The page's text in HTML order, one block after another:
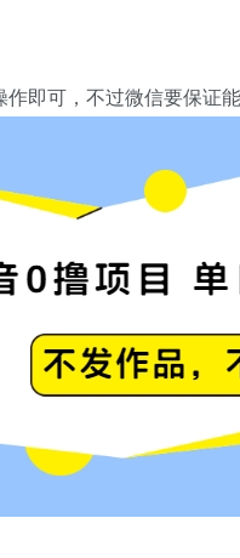
即可，不过微信要保证